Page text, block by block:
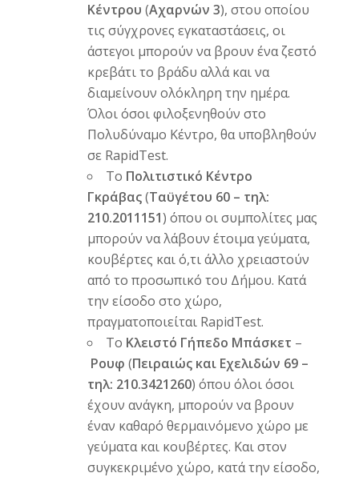
Κέντρου (Αχαρνών 3), στου οποίου
τις σύγχρονες εγκαταστάσεις, οι
άστεγοι μπορούν να βρουν ένα ζεστό
κρεβάτι το βράδυ αλλά και να
διαμείνουν ολόκληρη την ημέρα.
Όλοι όσοι φιλοξενηθούν στο
Πολυδύναμο Κέντρο, θα υποβληθούν
σε RapidTest.
To Πολιτιστικό Κέντρο
Γκράβας(Ταϋγέτου 60 – τηλ:
210.2011151) όπου οι συμπολίτες μας
μπορούν να λάβουν έτοιμα γεύματα,
κουβέρτες και ό,τι άλλο χρειαστούν
από το προσωπικό του Δήμου. Κατά
την είσοδο στο χώρο,
πραγματοποιείται RapidTest.
To Κλειστό Γήπεδο Μπάσκετ –
Ρουφ (Πειραιώς και Εχελιδών 69 –
τηλ: 210.3421260) όπου όλοι όσοι
έχουν ανάγκη, μπορούν να βρουν
έναν καθαρό θερμαινόμενο χώρο με
γεύματα και κουβέρτες. Και στον
συγκεκριμένο χώρο, κατά την είσοδο,